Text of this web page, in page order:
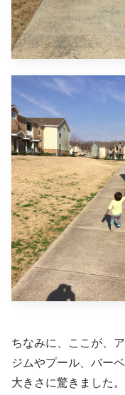
ちなみに、ここが、
ジムやプール、バー
大きさに驚きました。